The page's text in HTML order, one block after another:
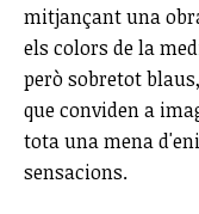
mitjançant una
els colors de la
però sobretot
que conviden a
tota una mena
sensacions.